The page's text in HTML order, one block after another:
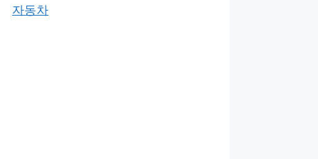
자동차